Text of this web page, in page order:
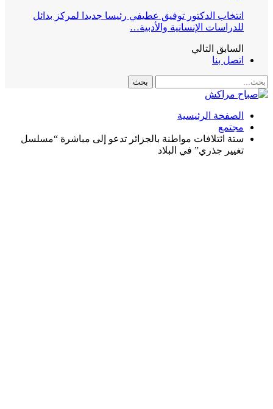
انتخاب الدكتور توفيق عطيفي رئيسا جديدا لمركز بدائل
للدراسات الإنسانية والأدبية…
السابق التالي
اتصل بنا
الصفحة الرئيسية
مجتمع
ستة ائتلافات مواطنة بالجزائر تدعو إلى مباشرة “مسلسل
تغيير جذري” في البلاد